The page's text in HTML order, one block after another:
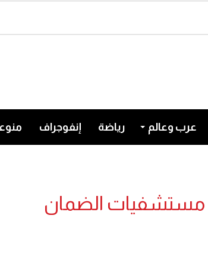
عرب وعالم رياضة إنفوجراف
مستشفيات الضمان